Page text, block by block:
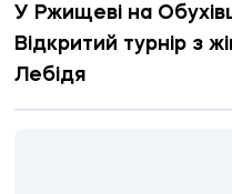
У Ржищеві на
Відкритий турнір з
Лебідя